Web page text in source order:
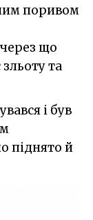
поривом
що
та
і був
піднято й